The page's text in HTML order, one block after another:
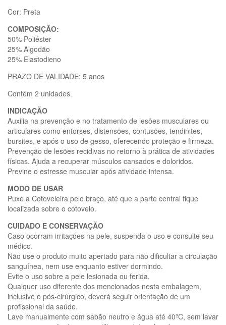
Cor: Preta
COMPOSIÇÃO:
50% Poliéster
25% Algodão
25% Elastodieno
PRAZO DE VALIDADE: 5 anos
Contém 2 unidades.
INDICAÇÃO
Auxilia na prevenção e no tratamento de lesões musculares ou
articulares como entorses, distensões, contusões, tendinites,
bursites, e após o uso de gesso, oferecendo proteção e firmeza.
Prevenção de lesões recidivas no retorno à prática de atividades
físicas. Ajuda a recuperar músculos cansados e doloridos.
Previne o estresse muscular após atividade intensa.
MODO DE USAR
Puxe a Cotoveleira pelo braço, até que a parte central fique
localizada sobre o cotovelo.
CUIDADO E CONSERVAÇÃO
Caso ocorram irritações na pele, suspenda o uso e consulte seu
médico.
Não use o produto muito apertado para não dificultar a circulação
sanguínea, nem use enquanto estiver dormindo.
Evite o uso sobre a pele lesionada ou ferida.
Qualquer uso diferente dos mencionados nesta embalagem,
inclusive o pós-cirúrgico, deverá seguir orientação de um
profissional da saúde.
Lave manualmente com sabão neutro e água até 40ºC, sem lavar